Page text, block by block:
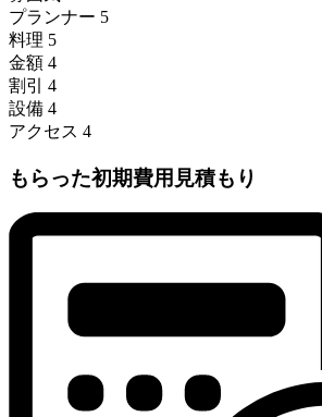
プランナー 5
料理 5
金額 4
割引
4
設備 4
アクセス 4
もらった初期費用見積もり